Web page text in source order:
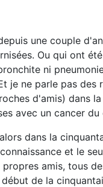
une couple
Ou qui ont
ni
je ne parle pas des
d'amis) dans
avec un cancer du
dans la
et le
amis, tous
de la